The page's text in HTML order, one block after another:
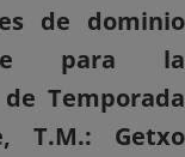
de dominio
para la
Temporada
T.M.: Getxo